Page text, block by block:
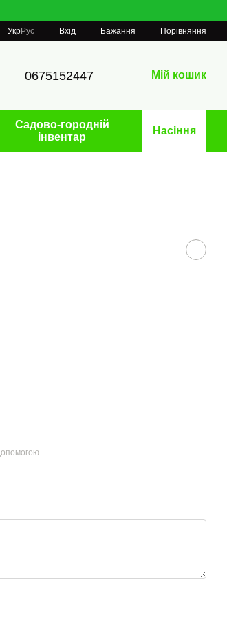
УкрРус Вхід Бажання Порівняння
0675152447 Мій кошик
Садово-городній
інвентар
Насіння